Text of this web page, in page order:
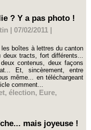
? Y a pas photo !
| 07/02/2011 |
les boîtes à lettres du canton
deux tracts, fort différents...
contenus, deux façons
Et, sincèrement, entre
même... en téléchargeant
comment...
, élection, Eure,
mais joyeuse !